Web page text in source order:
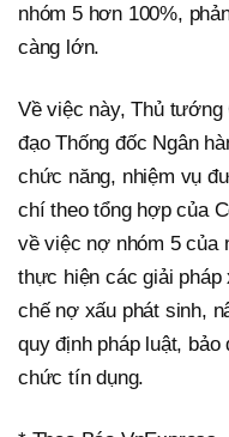
nhóm 5 hơn 100%,
càng lớn.
Về việc này, Thủ
đạo Thống đốc Ngân
chức năng, nhiệm vụ
chí theo tổng hợp của
về việc nợ nhóm 5 của
thực hiện các giải
chế nợ xấu phát sinh,
quy định pháp luật,
chức tín dụng.